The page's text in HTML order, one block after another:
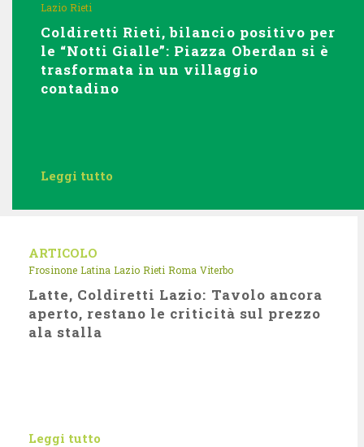
Lazio Rieti
Coldiretti Rieti, bilancio positivo per
le “Notti Gialle”: Piazza Oberdan si è
trasformata in un villaggio
contadino
Leggi tutto
ARTICOLO
Frosinone Latina Lazio Rieti Roma Viterbo
Latte, Coldiretti Lazio: Tavolo ancora
aperto, restano le criticità sul prezzo
ala stalla
Leggi tutto